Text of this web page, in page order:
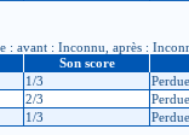
avant : Inconnu, après :
Son score
1/3 Perdue
2/3 Perdue
1/3 Perdue